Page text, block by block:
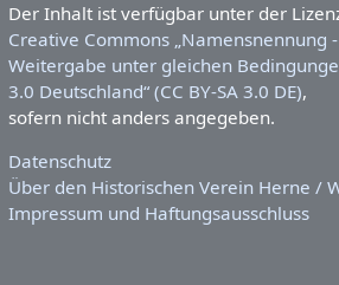
Der Inhalt ist verfügbar unter der
Creative Commons „Namensnennung -
Weitergabe unter gleichen
3.0 Deutschland“ (CC BY-SA 3.0 DE),
sofern nicht anders angegeben.
Datenschutz
Über den Historischen Verein Herne /
Impressum und Haftungsausschluss